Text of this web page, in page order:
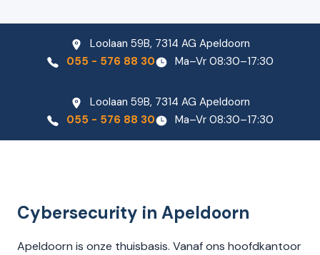
Loolaan 59B, 7314 AG Apeldoorn
055 - 576 88 30
Ma–Vr 08:30–17:30
Loolaan 59B, 7314 AG Apeldoorn
055 - 576 88 30
Ma–Vr 08:30–17:30
Cybersecurity in Apeldoorn
Apeldoorn is onze thuisbasis. Vanaf ons hoofdkantoor